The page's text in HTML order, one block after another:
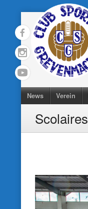
to
content
News Verein
Scolaires